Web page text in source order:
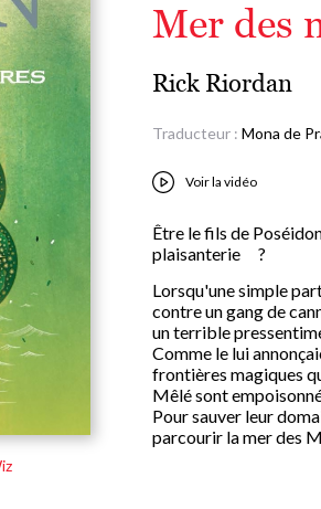
Mer des
Rick Riordan
Traducteur : Mona de
Voir la vidéo
Être le fils de
plaisanterie ?
Lorsqu'une simple
contre un gang de
un terrible
Comme le lui
frontières magiques
Mêlé sont
Pour sauver leur
parcourir la mer des